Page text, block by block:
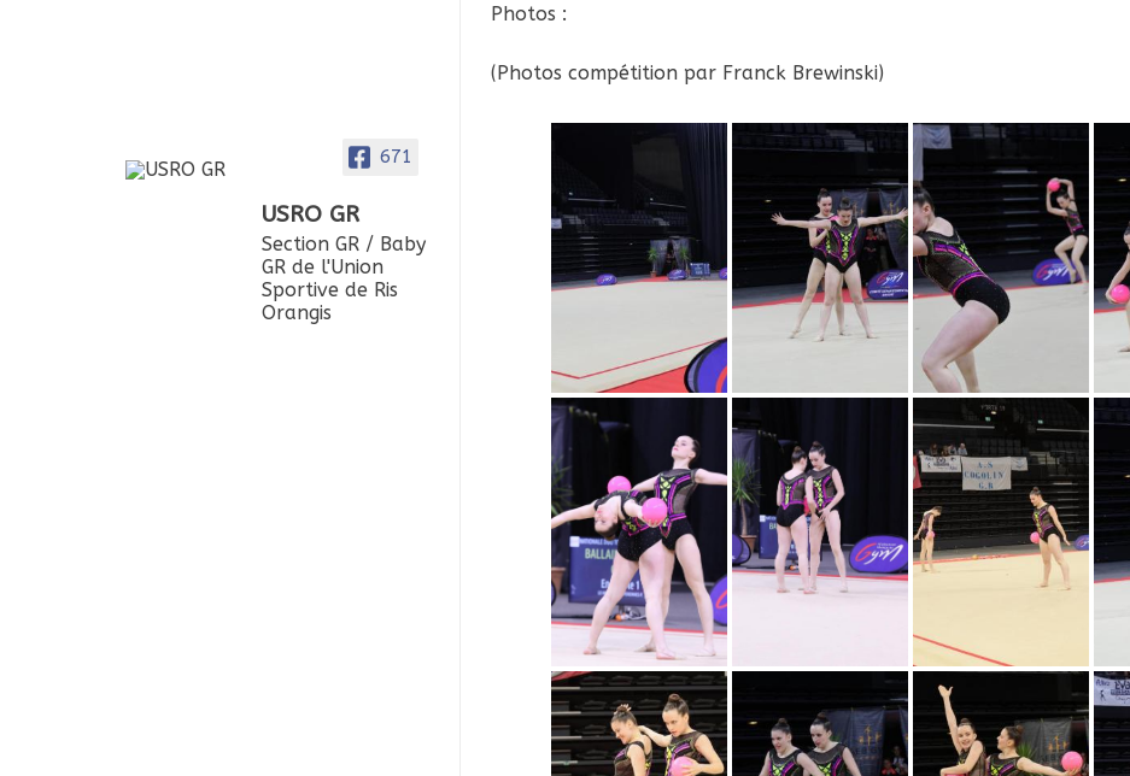
Photos :
(Photos compétition par Franck Brewinski)
671
USRO GR
Section GR / Baby
GR de l'Union
Sportive de Ris
Orangis